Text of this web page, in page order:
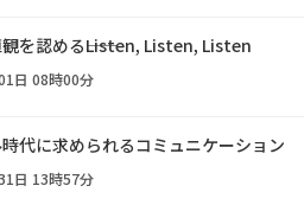
を認める――Listen, Listen, Listen
日 08時00分
代に求められるコミュニケーション
日 13時57分